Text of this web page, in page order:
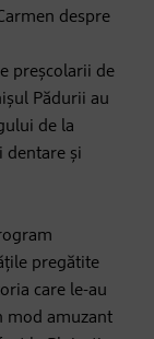
despre
preșcolarii de
Pădurii au
de la
dentare și
pregătite
care le-au
mod amuzant